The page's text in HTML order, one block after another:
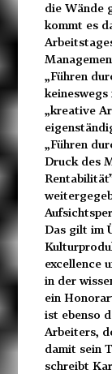
die Wände
kommt es
„Führen
„kreative
„Führen
Druck des
Das gilt im
excellence
in der
ein
ist ebenso
Arbeiters,
damit sein
schreibt